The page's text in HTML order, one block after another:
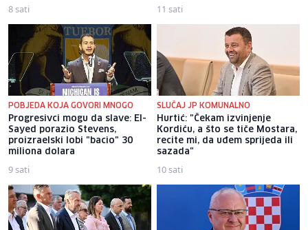
8 sati 11 sati
POBJEDA KOJA GOVORI MNOGO
Progresivci mogu da slave: El-
Sayed porazio Stevens,
proizraelski lobi "bacio" 30
miliona dolara
9 sati
SLUČAJ JP KOMUNALNO
Hurtić: "Čekam izvinjenje
Kordiću, a što se tiče Mostara,
recite mi, da uđem sprijeda ili
sazada"
10 sati